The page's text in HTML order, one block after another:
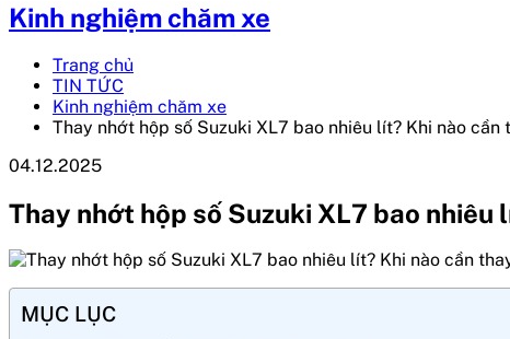
Kinh nghiệm chăm xe
Trang chủ
TIN TỨC
Kinh nghiệm chăm xe
Thay nhớt hộp số Suzuki XL7 bao nhiêu lít? Khi nào cần
04.12.2025
Thay nhớt hộp số Suzuki XL7 bao
MỤC LỤC